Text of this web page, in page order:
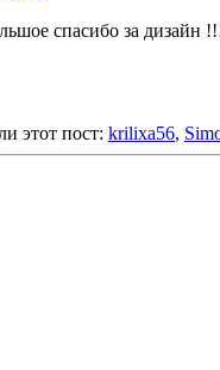
спасибо за дизайн
этот пост: krilixa56,